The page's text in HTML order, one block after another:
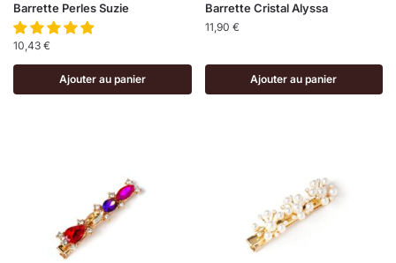
Barrette Perles Suzie
10,43 €
Ajouter au panier
Barrette Cristal Alyssa
11,90 €
Ajouter au panier